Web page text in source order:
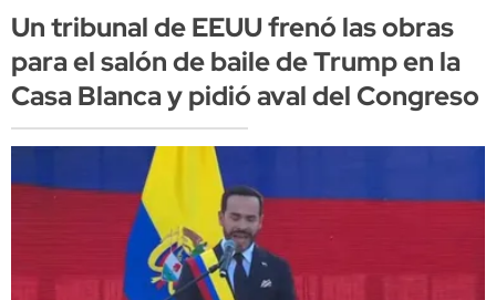
Un tribunal de EEUU frenó las obras
para el salón de baile de Trump en la
Casa Blanca y pidió aval del Congreso